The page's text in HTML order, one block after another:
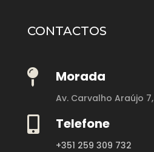
CONTACTOS
 Morada
Av. Carvalho Araújo 7,
 Telefone
+351 259 309 732